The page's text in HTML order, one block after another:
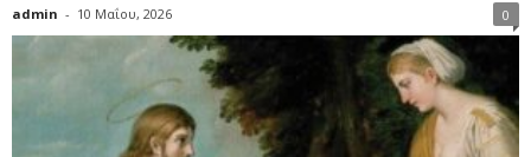
admin - 10 Μαΐου, 2026 0